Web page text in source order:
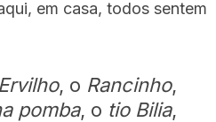
em casa, todos sentem
Ervilho, o Rancinho,
pomba, o tio Bilia,